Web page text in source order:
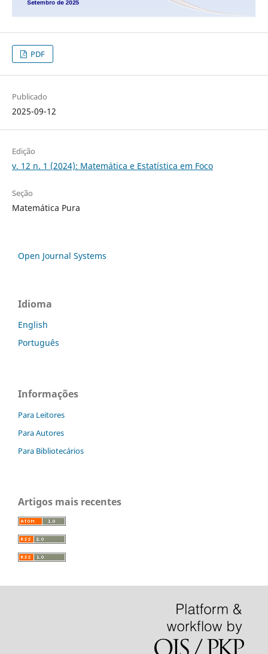
PDF
Publicado
2025-09-12
Edição
v. 12 n. 1 (2024): Matemática e Estatística em Foco
Seção
Matemática Pura
Open Journal Systems
Idioma
English
Português
Informações
Para Leitores
Para Autores
Para Bibliotecários
Artigos mais recentes